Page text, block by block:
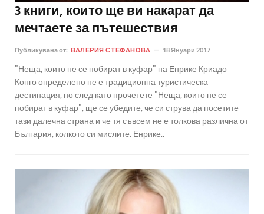
3 книги, които ще ви накарат да
мечтаете за пътешествия
Публикувана от: ВАЛЕРИЯ СТЕФАНОВА 18 Януари 2017
"Неща, които не се побират в куфар" на Енрике Криадо
Конго определено не е традиционна туристическа
дестинация, но след като прочетете "Неща, които не се
побират в куфар", ще се убедите, че си струва да посетите
тази далечна страна и че тя съвсем не е толкова различна от
България, колкото си мислите. Енрике..